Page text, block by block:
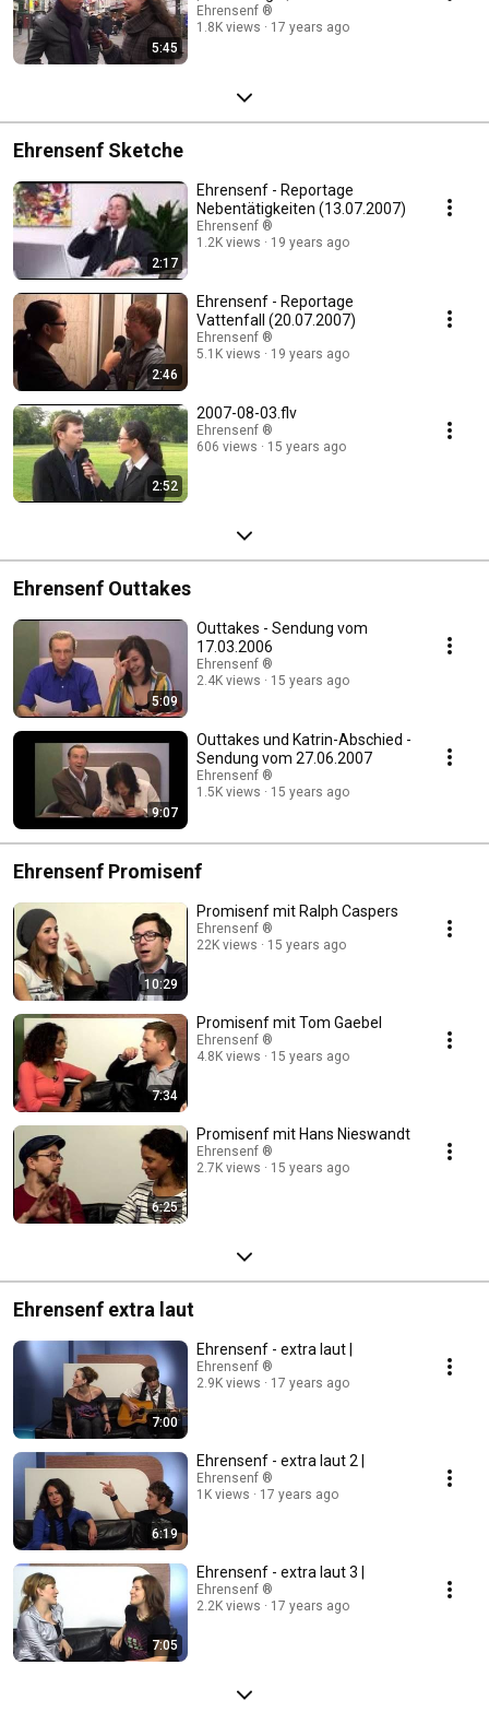
5:45
Ehrensenf ®
1.8K views
17 years ago
Ehrensenf Sketche
2:17
Ehrensenf - Reportage
Nebentätigkeiten (13.07.2007)
Ehrensenf ®
1.2K views
19 years ago
2:46
Ehrensenf - Reportage
Vattenfall (20.07.2007)
Ehrensenf ®
5.1K views
19 years ago
2:52
2007-08-03.flv
Ehrensenf ®
606 views
15 years ago
Ehrensenf Outtakes
5:09
Outtakes - Sendung vom
17.03.2006
Ehrensenf ®
2.4K views
15 years ago
9:07
Outtakes und Katrin-Abschied -
Sendung vom 27.06.2007
Ehrensenf ®
1.5K views
15 years ago
Ehrensenf Promisenf
10:29
Promisenf mit Ralph Caspers
Ehrensenf ®
22K views
15 years ago
7:34
Promisenf mit Tom Gaebel
Ehrensenf ®
4.8K views
15 years ago
6:25
Promisenf mit Hans Nieswandt
Ehrensenf ®
2.7K views
15 years ago
Ehrensenf extra laut
7:00
Ehrensenf - extra laut |
Ehrensenf ®
2.9K views
17 years ago
6:19
Ehrensenf - extra laut 2 |
Ehrensenf ®
1K views
17 years ago
7:05
Ehrensenf - extra laut 3 |
Ehrensenf ®
2.2K views
17 years ago